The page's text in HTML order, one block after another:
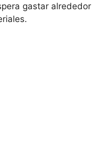
gastar alrededor